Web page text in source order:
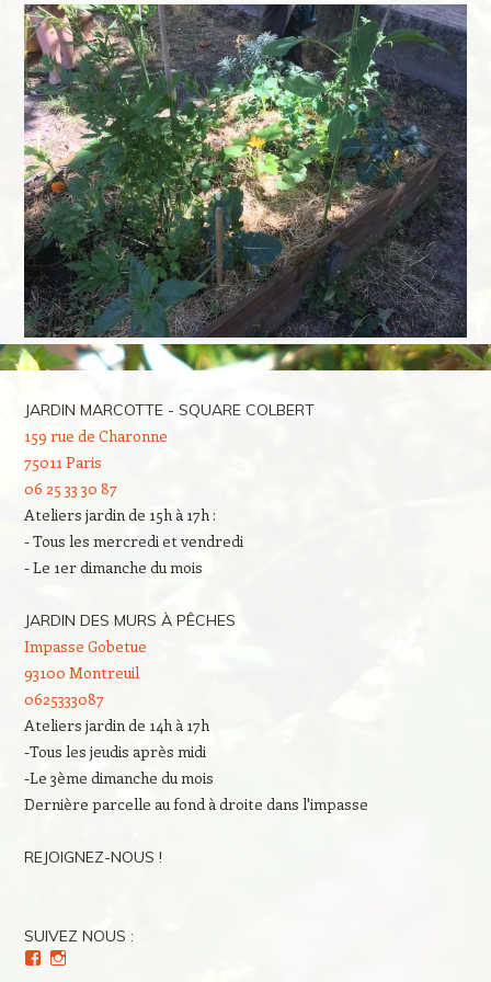
JARDIN MARCOTTE - SQUARE COLBERT
159 rue de Charonne
75011 Paris
06 25 33 30 87
Ateliers jardin de 15h à 17h :
- Tous les mercredi et vendredi
- Le 1er dimanche du mois
JARDIN DES MURS À PÊCHES
Impasse Gobetue
93100 Montreuil
0625333087
Ateliers jardin de 14h à 17h
-Tous les jeudis après midi
-Le 3ème dimanche du mois
Dernière parcelle au fond à droite dans l'impasse
REJOIGNEZ-NOUS !
SUIVEZ NOUS :
VoirVoir